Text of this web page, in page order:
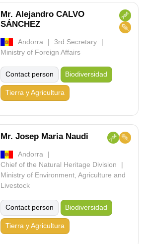
Mr. Alejandro CALVO
SÁNCHEZ
Andorra
3rd Secretary
Ministry of Foreign Affairs
Contact person Biodiversidad
Tierra y Agricultura
Mr. Josep Maria Naudi
Andorra
Chief of the Natural Heritage Division
Ministry of Environment, Agriculture and
Livestock
Contact person Biodiversidad
Tierra y Agricultura